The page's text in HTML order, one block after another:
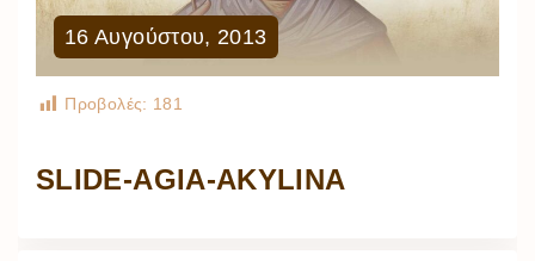
16 Αυγούστου, 2013
Προβολές: 181
SLIDE-AGIA-AKYLINA